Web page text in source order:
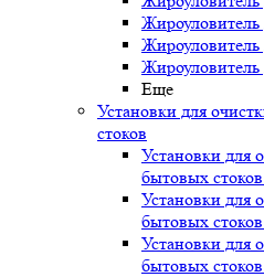
Еще
Установки для
стоков
Установки для
бытовых
Установки для
бытовых
Установки для
бытовых